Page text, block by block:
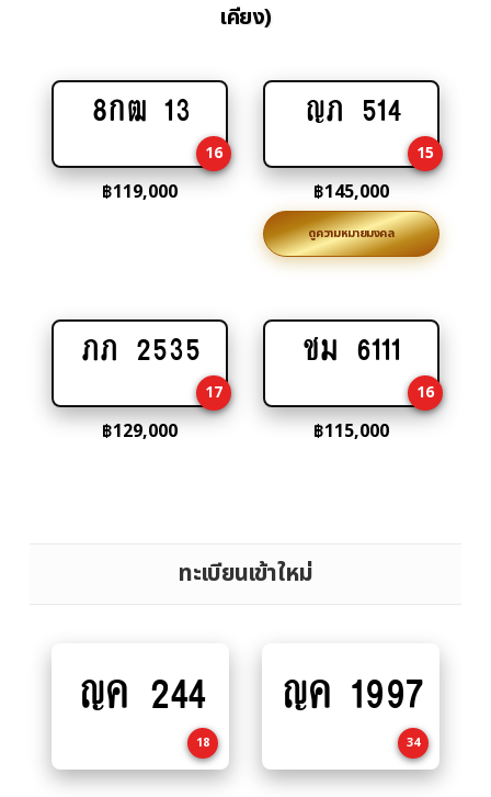
เคียง)
Add
cart
8กฒ 13
16
฿119,000
Add
cart
ญภ 514
15
฿145,000
ดูความหมายมงคล
Add
cart
ภภ 2535
17
฿129,000
Add
cart
ชม 6111
16
฿115,000
ทะเบียนเข้าใหม่
to
ญค 244
18
to
ญค 1997
34